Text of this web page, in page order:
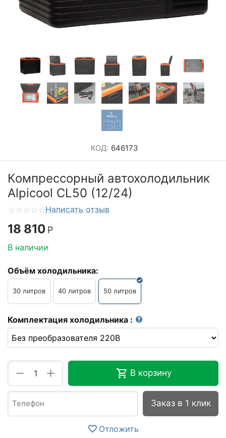
КОД: 646173
Компрессорный автохолодильник
Alpicool CL50 (12/24)
Написать отзыв
18 810 Р
В наличии
Объём холодильника:
30 литров 40 литров 50 литров
Комплектация холодильника :
+
− В корзину
Заказ в 1 клик
Отложить